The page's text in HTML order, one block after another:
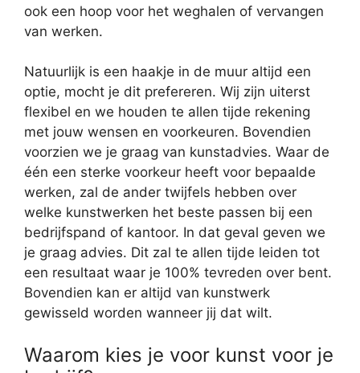
ook een hoop voor het weghalen of vervangen
van werken.
Natuurlijk is een haakje in de muur altijd een
optie, mocht je dit prefereren. Wij zijn uiterst
flexibel en we houden te allen tijde rekening
met jouw wensen en voorkeuren. Bovendien
voorzien we je graag van kunstadvies. Waar de
één een sterke voorkeur heeft voor bepaalde
werken, zal de ander twijfels hebben over
welke kunstwerken het beste passen bij een
bedrijfspand of kantoor. In dat geval geven we
je graag advies. Dit zal te allen tijde leiden tot
een resultaat waar je 100% tevreden over bent.
Bovendien kan er altijd van kunstwerk
gewisseld worden wanneer jij dat wilt.
Waarom kies je voor kunst voor je